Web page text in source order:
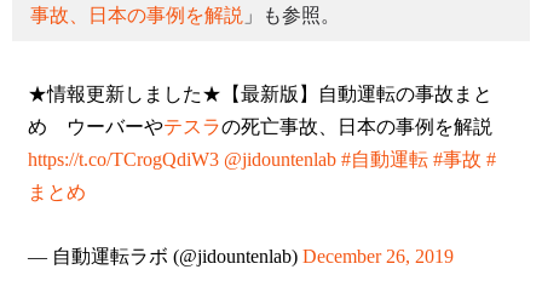
事故、日本の事例を解説 」も参照。
★情報更新しました★【最新版】自動運転の事故まと
め ウーバーやテスラの死亡事故、日本の事例を解説
https://t.co/TCrogQdiW3 @jidountenlab #自動運転 #事故 #
まとめ
— 自動運転ラボ (@jidountenlab) December 26, 2019